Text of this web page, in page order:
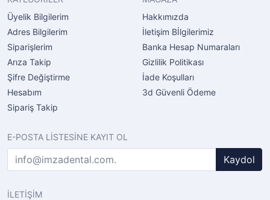
Üyelik Bilgilerim
Adres Bilgilerim
Siparişlerim
Arıza Takip
Şifre Değiştirme
Hesabım
Sipariş Takip
Hakkımızda
İletişim Bİlgilerimiz
Banka Hesap Numaraları
Gizlilik Politikası
İade Koşulları
3d Güvenli Ödeme
E-POSTA LİSTESİNE KAYIT OL
Kaydol
İLETİŞİM